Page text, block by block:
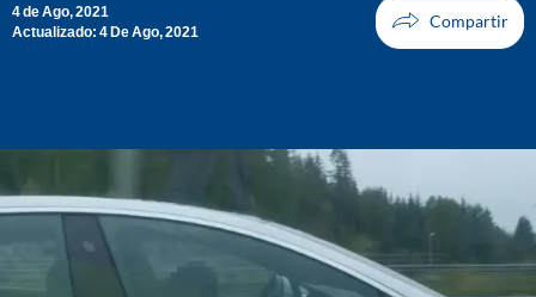
4 de Ago, 2021
Actualizado: 4 De Ago, 2021